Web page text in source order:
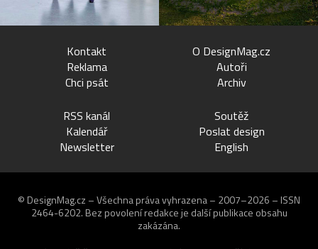
Kontakt
Reklama
Chci psát
O DesignMag.cz
Autoři
Archiv
RSS kanál
Kalendář
Newsletter
Soutěž
Poslat design
English
© DesignMag.cz – Všechna práva vyhrazena – 2007–2026 – ISSN
2464-6202. Bez povolení redakce je další publikace obsahu
zakázána.